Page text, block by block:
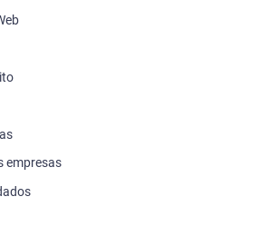
empresas